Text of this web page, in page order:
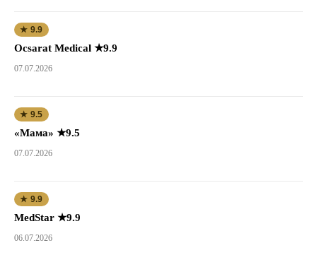
★ 9.9
Ocsarat Medical ★9.9
07.07.2026
★ 9.5
«Мама» ★9.5
07.07.2026
★ 9.9
MedStar ★9.9
06.07.2026